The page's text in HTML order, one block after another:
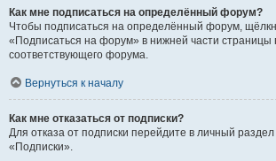
Как мне подписаться на определённый форум?
Чтобы подписаться на определённый форум,
«Подписаться на форум» в нижней части страницы
соответствующего форума.
Вернуться к началу
Как мне отказаться от подписки?
Для отказа от подписки перейдите в личный
«Подписки».